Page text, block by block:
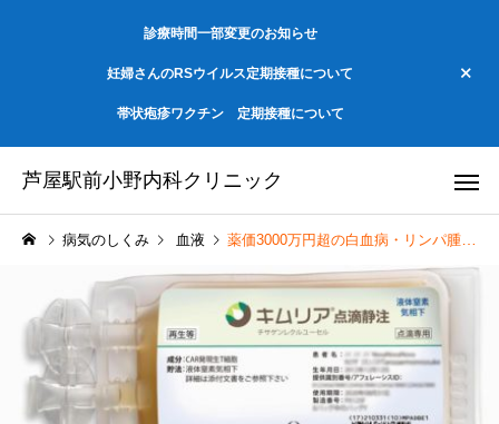
診療時間一部変更のお知らせ
妊婦さんのRSウイルス定期接種について
帯状疱疹ワクチン 定期接種について
芦屋駅前小野内科クリニック
病気のしくみ 血液 薬価3000万円超の白血病・リンパ腫治療薬 チサゲンレクルユーセル（キムリア）